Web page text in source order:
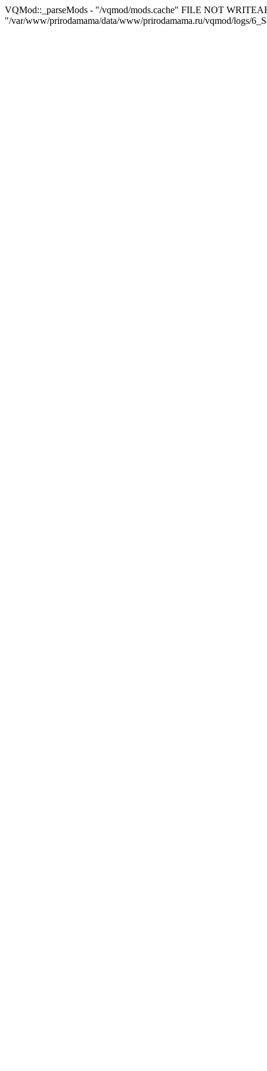
VQMod::_parseMods - "/vqmod/mods.cache" FILE NOT
"/var/www/prirodamama/data/www/prirodamama.ru/vqmod/logs/